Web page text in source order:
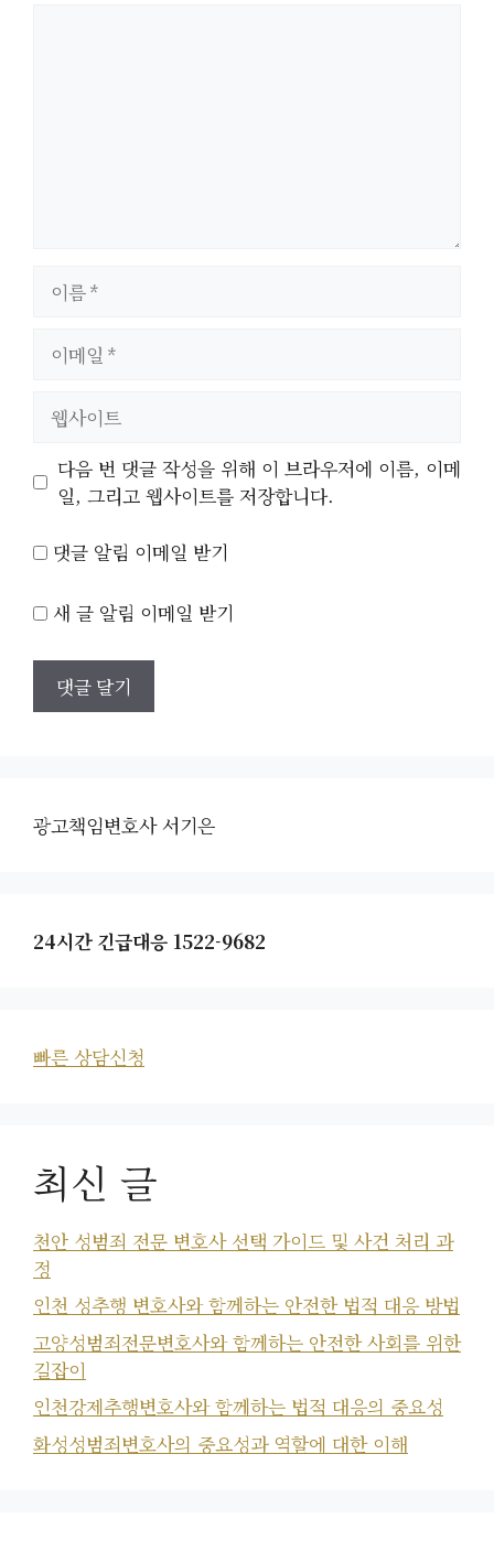
트
다음 번 댓글 작성을 위해 이 브라우저에 이름, 이메
일, 그리고 웹사이트를 저장합니다.
댓글 알림 이메일 받기
새 글 알림 이메일 받기
광고책임변호사 서기은
24시간 긴급대응 1522-9682
빠른 상담신청
최신 글
천안 성범죄 전문 변호사 선택 가이드 및 사건 처리 과
정
인천 성추행 변호사와 함께하는 안전한 법적 대응 방법
고양성범죄전문변호사와 함께하는 안전한 사회를 위한
길잡이
인천강제추행변호사와 함께하는 법적 대응의 중요성
화성성범죄변호사의 중요성과 역할에 대한 이해